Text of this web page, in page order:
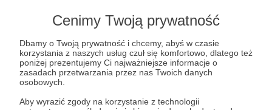
Cenimy Twoją prywatność
Dbamy o Twoją prywatność i chcemy, abyś w czasie
korzystania z naszych usług czuł się komfortowo, dlatego też
poniżej prezentujemy Ci najważniejsze informacje o
zasadach przetwarzania przez nas Twoich danych
osobowych.
Aby wyrazić zgody na korzystanie z technologii
40 zł miesięcznie
Próg video